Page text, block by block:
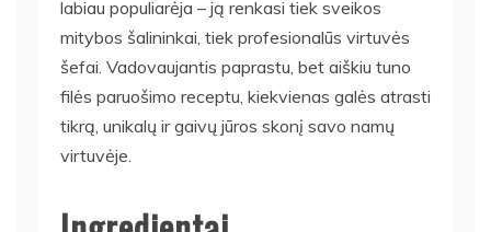
labiau populiarėja – ją renkasi tiek sveikos
mitybos šalininkai, tiek profesionalūs virtuvės
šefai. Vadovaujantis paprastu, bet aiškiu tuno
filės paruošimo receptu, kiekvienas galės atrasti
tikrą, unikalų ir gaivų jūros skonį savo namų
virtuvėje.